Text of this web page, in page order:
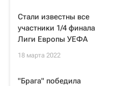
Стали известны все
участники 1/4 финала
Лиги Европы УЕФА
18 марта 2022
"Брага" победила